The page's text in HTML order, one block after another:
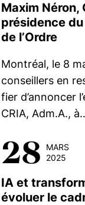
Maxim Néron,
présidence
de l’Ordre
Montréal, le 8
conseillers en
fier d’annoncer
CRIA, Adm.A.,
28
MARS
2025
IA et
évoluer le